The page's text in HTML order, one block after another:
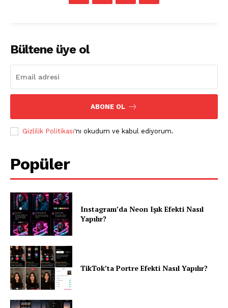
Bültene üye ol
ABONE OL
Gizlilik Politikası'nı okudum ve kabul ediyorum.
Popüler
Instagram’da Neon Işık Efekti Nasıl
Yapılır?
TikTok’ta Portre Efekti Nasıl Yapılır?